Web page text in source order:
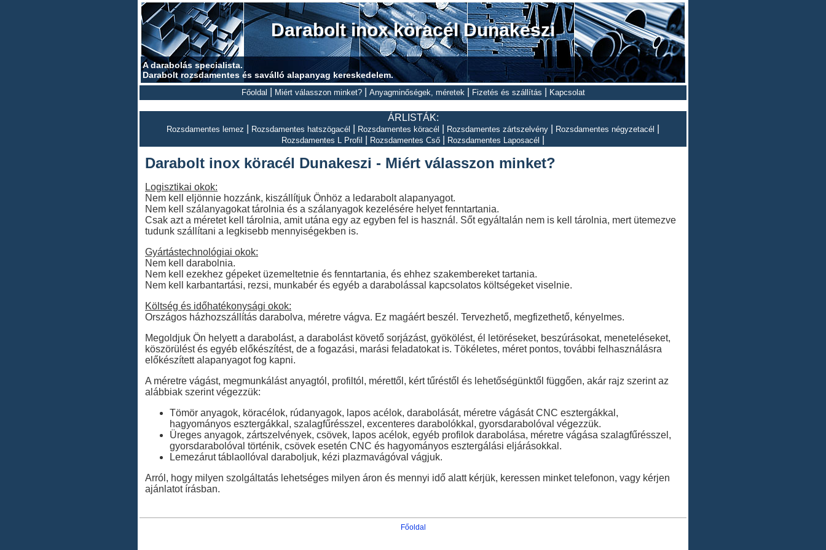
Darabolt inox köracél Dunakeszi
A darabolás specialista.
Darabolt rozsdamentes és saválló alapanyag kereskedelem.
Főoldal Miért válasszon minket?| Anyagminőségek, méretek Fizetés és szállítás Kapcsolat
ÁRLISTÁK:
Rozsdamentes lemez Rozsdamentes hatszögacél Rozsdamentes köracél Rozsdamentes zártszelvény Rozsdamentes négyzetacél
Rozsdamentes L Profil Rozsdamentes Cső Rozsdamentes Laposacél
Darabolt inox köracél Dunakeszi - Miért válasszon minket?
Logisztikai okok:
Nem kell eljönnie hozzánk, kiszállítjuk Önhöz a ledarabolt alapanyagot.
Nem kell szálanyagokat tárolnia és a szálanyagok kezelésére helyet fenntartania.
Csak azt a méretet kell tárolnia, amit utána egy az egyben fel is használ. Sőt egyáltalán nem is kell tárolnia, mert ütemezve
tudunk szállítani a legkisebb mennyiségekben is.
Gyártástechnológiai okok:
Nem kell darabolnia.
Nem kell ezekhez gépeket üzemeltetnie és fenntartania, és ehhez szakembereket tartania.
Nem kell karbantartási, rezsi, munkabér és egyéb a darabolással kapcsolatos költségeket viselnie.
Költség és időhatékonysági okok:
Országos házhozszállítás darabolva, méretre vágva. Ez magáért beszél. Tervezhető, megfizethető, kényelmes.
Megoldjuk Ön helyett a darabolást, a darabolást követő sorjázást, gyökölést, él letöréseket, beszúrásokat, meneteléseket,
köszörülést és egyéb előkészítést, de a fogazási, marási feladatokat is. Tökéletes, méret pontos, további felhasználásra
előkészített alapanyagot fog kapni.
A méretre vágást, megmunkálást anyagtól, profiltól, mérettől, kért tűréstől és lehetőségünktől függően, akár rajz szerint az
alábbiak szerint végezzük:
Tömör anyagok, köracélok, rúdanyagok, lapos acélok, darabolását, méretre vágását CNC esztergákkal,
hagyományos esztergákkal, szalagfűrésszel, excenteres darabolókkal, gyorsdarabolóval végezzük.
Üreges anyagok, zártszelvények, csövek, lapos acélok, egyéb profilok darabolása, méretre vágása szalagfűrésszel,
gyorsdarabolóval történik, csövek esetén CNC és hagyományos esztergálási eljárásokkal.
Lemezárut táblaollóval daraboljuk, kézi plazmavágóval vágjuk.
Arról, hogy milyen szolgáltatás lehetséges milyen áron és mennyi idő alatt kérjük, keressen minket telefonon, vagy kérjen
ajánlatot írásban.
Főoldal